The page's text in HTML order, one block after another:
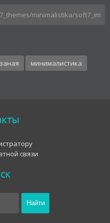
минималистика
связи